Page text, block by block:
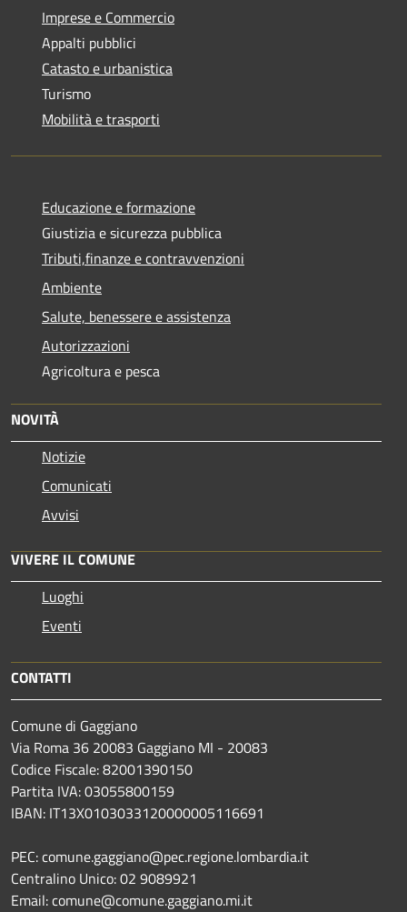
Imprese e Commercio
Appalti pubblici
Catasto e urbanistica
Turismo
Mobilità e trasporti
Educazione e formazione
Giustizia e sicurezza pubblica
Tributi,finanze e contravvenzioni
Ambiente
Salute, benessere e assistenza
Autorizzazioni
Agricoltura e pesca
NOVITÀ
Notizie
Comunicati
Avvisi
VIVERE IL COMUNE
Luoghi
Eventi
CONTATTI
Comune di Gaggiano
Via Roma 36 20083 Gaggiano MI - 20083
Codice Fiscale: 82001390150
Partita IVA: 03055800159
IBAN: IT13X0103033120000005116691
PEC: comune.gaggiano@pec.regione.lombardia.it
Centralino Unico: 02 9089921
Email: comune@comune.gaggiano.mi.it